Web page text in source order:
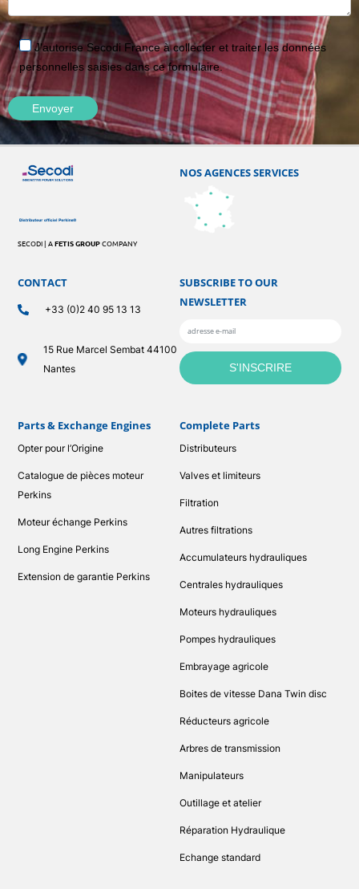
J'autorise Secodi France à collecter et traiter les données
personnelles saisies dans ce formulaire.
SECODI | AFETIS GROUPCOMPANY
Parts & Exchange Engines
Opter pour l’Origine
Catalogue de pièces moteur
Perkins
Moteur échange Perkins
Long Engine Perkins
Extension de garantie Perkins
CONTACT
+33 (0)2 40 95 13 13
15 Rue Marcel Sembat 44100
Nantes
Complete Parts
Distributeurs
Valves et limiteurs
Filtration
Autres filtrations
Accumulateurs hydrauliques
Centrales hydrauliques
Moteurs hydrauliques
Pompes hydrauliques
Embrayage agricole
Boites de vitesse Dana Twin disc
Réducteurs agricole
Arbres de transmission
Manipulateurs
Outillage et atelier
Réparation Hydraulique
Echange standard
NOS AGENCES SERVICES
SUBSCRIBE TO OUR
NEWSLETTER